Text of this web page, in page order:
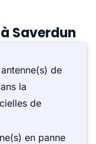
Saverdun
antenne(s) de
la
de
en panne